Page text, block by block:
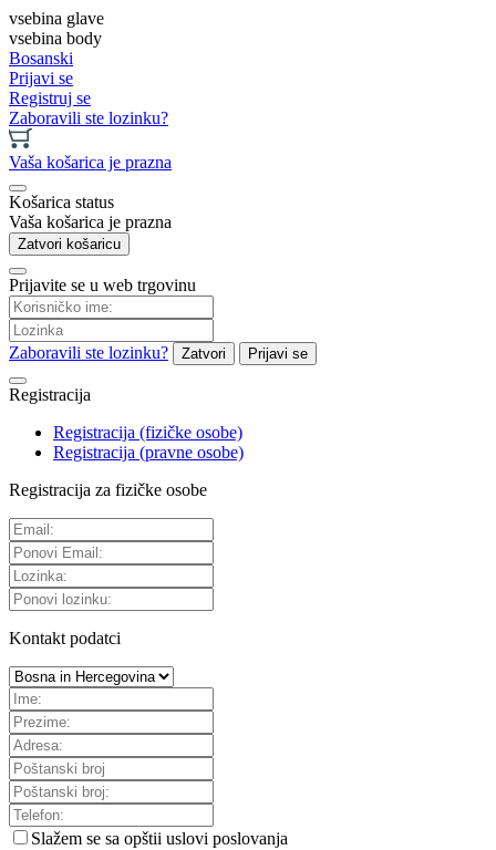
vsebina glave
vsebina body
Bosanski
Prijavi se
Registruj se
Zaboravili ste lozinku?
Vaša košarica je prazna
Košarica status
Vaša košarica je prazna
Zatvori košaricu
Prijavite se u web trgovinu
Zaboravili ste lozinku? Zatvori Prijavi se
Registracija
Registracija (fizičke osobe)
Registracija (pravne osobe)
Registracija za fizičke osobe
Kontakt podatci
Slažem se sa opštii uslovi poslovanja